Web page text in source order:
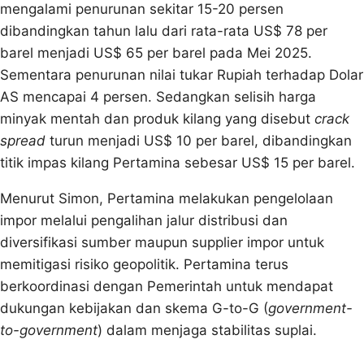
mengalami penurunan sekitar 15-20 persen
dibandingkan tahun lalu dari rata-rata US$ 78 per
barel menjadi US$ 65 per barel pada Mei 2025.
Sementara penurunan nilai tukar Rupiah terhadap Dolar
AS mencapai 4 persen. Sedangkan selisih harga
minyak mentah dan produk kilang yang disebut crack
spread turun menjadi US$ 10 per barel, dibandingkan
titik impas kilang Pertamina sebesar US$ 15 per barel.
Menurut Simon, Pertamina melakukan pengelolaan
impor melalui pengalihan jalur distribusi dan
diversifikasi sumber maupun supplier impor untuk
memitigasi risiko geopolitik. Pertamina terus
berkoordinasi dengan Pemerintah untuk mendapat
dukungan kebijakan dan skema G-to-G (government-
to-government) dalam menjaga stabilitas suplai.